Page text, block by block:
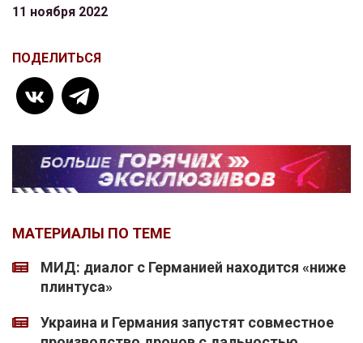
11 ноября 2022
ПОДЕЛИТЬСЯ
МАТЕРИАЛЫ ПО ТЕМЕ
МИД: диалог с Германией находится «ниже
плинтуса»
Украина и Германия запустят совместное